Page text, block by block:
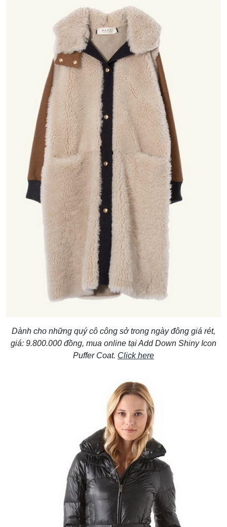
Dành cho những quý cô công sở trong ngày đông giá rét,
giá: 9.800.000 đồng, mua online tại Add Down Shiny Icon
Puffer Coat. Click here